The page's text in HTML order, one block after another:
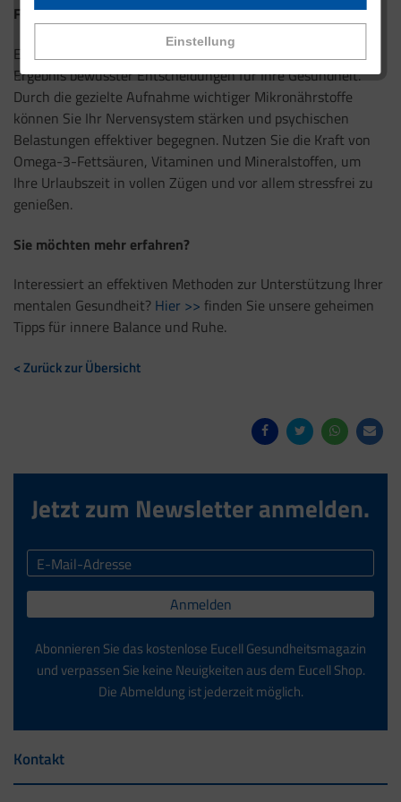
Einstellung
Fazit
Ein entspannter Urlaub ist kein Zufallsprodukt, sondern das
Ergebnis bewusster Entscheidungen für Ihre Gesundheit.
Durch die gezielte Aufnahme wichtiger Mikronährstoffe
können Sie Ihr Nervensystem stärken und psychischen
Belastungen effektiver begegnen. Nutzen Sie die Kraft von
Omega-3-Fettsäuren, Vitaminen und Mineralstoffen, um
Ihre Urlaubszeit in vollen Zügen und vor allem stressfrei zu
genießen.
Sie möchten mehr erfahren?
Interessiert an effektiven Methoden zur Unterstützung Ihrer
mentalen Gesundheit? Hier >> finden Sie unsere geheimen
Tipps für innere Balance und Ruhe.
< Zurück zur Übersicht
Jetzt zum Newsletter anmelden.
Anmelden
Abonnieren Sie das kostenlose Eucell Gesundheitsmagazin
und verpassen Sie keine Neuigkeiten aus dem Eucell Shop.
Die Abmeldung ist jederzeit möglich.
Kontakt